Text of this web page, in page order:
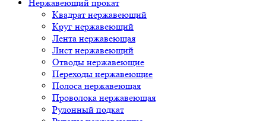
Нержавеющий прокат
Квадрат нержавеющий
Круг нержавеющий
Лента нержавеющая
Лист нержавеющий
Отводы нержавеющие
Переходы нержавеющие
Полоса нержавеющая
Проволока нержавеющая
Рулонный подкат